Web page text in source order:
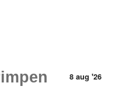
8 aug '26